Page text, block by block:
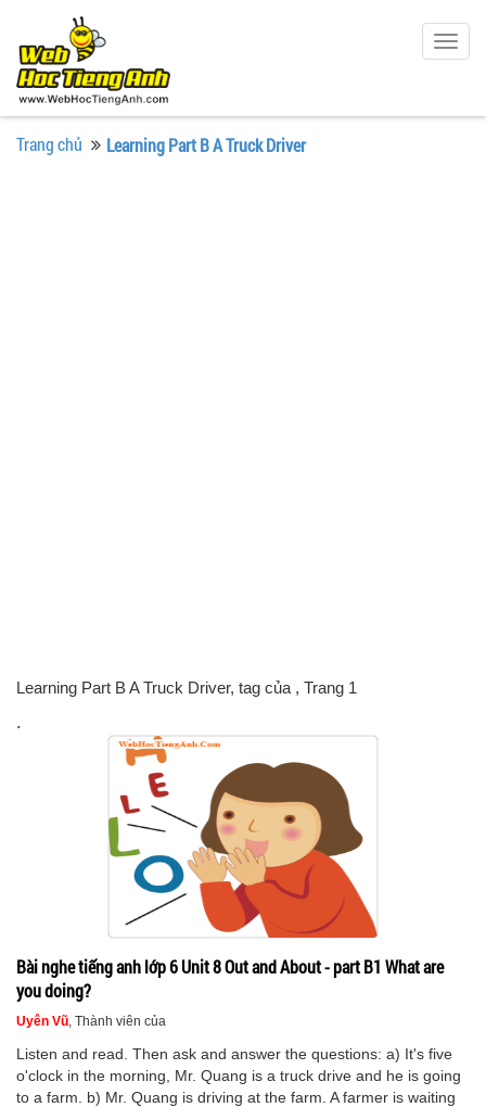
Trang chủ Learning Part B A Truck Driver
Learning Part B A Truck Driver, tag của , Trang 1
.
Bài nghe tiếng anh lớp 6 Unit 8 Out and About - part B1 What are
you doing?
Uyên Vũ , Thành viên của
Listen and read. Then ask and answer the questions: a) It's five
o'clock in the morning, Mr. Quang is a truck drive and he is going
to a farm. b) Mr. Quang is driving at the farm. A farmer is waiting